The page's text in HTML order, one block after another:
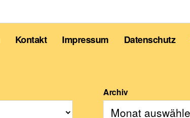
Kontakt Impressum Datenschutz
Archiv